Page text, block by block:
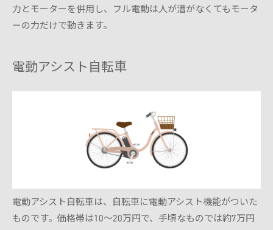
力とモーターを併用し、フル電動は人が漕がなくてもモータ
ーの力だけで動きます。
電動アシスト自転車
電動アシスト自転車は、自転車に電動アシスト機能がついた
ものです。価格帯は10～20万円で、手頃なものでは約7万円